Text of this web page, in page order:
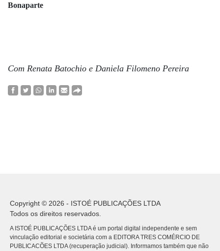
Bonaparte
Com Renata Batochio e Daniela Filomeno Pereira
Copyright © 2026 - ISTOÉ PUBLICAÇÕES LTDA
Todos os direitos reservados.
A ISTOÉ PUBLICAÇÕES LTDA é um portal digital independente e sem
vinculação editorial e societária com a EDITORA TRES COMÉRCIO DE
PUBLICACÕES LTDA (recuperação judicial). Informamos também que não